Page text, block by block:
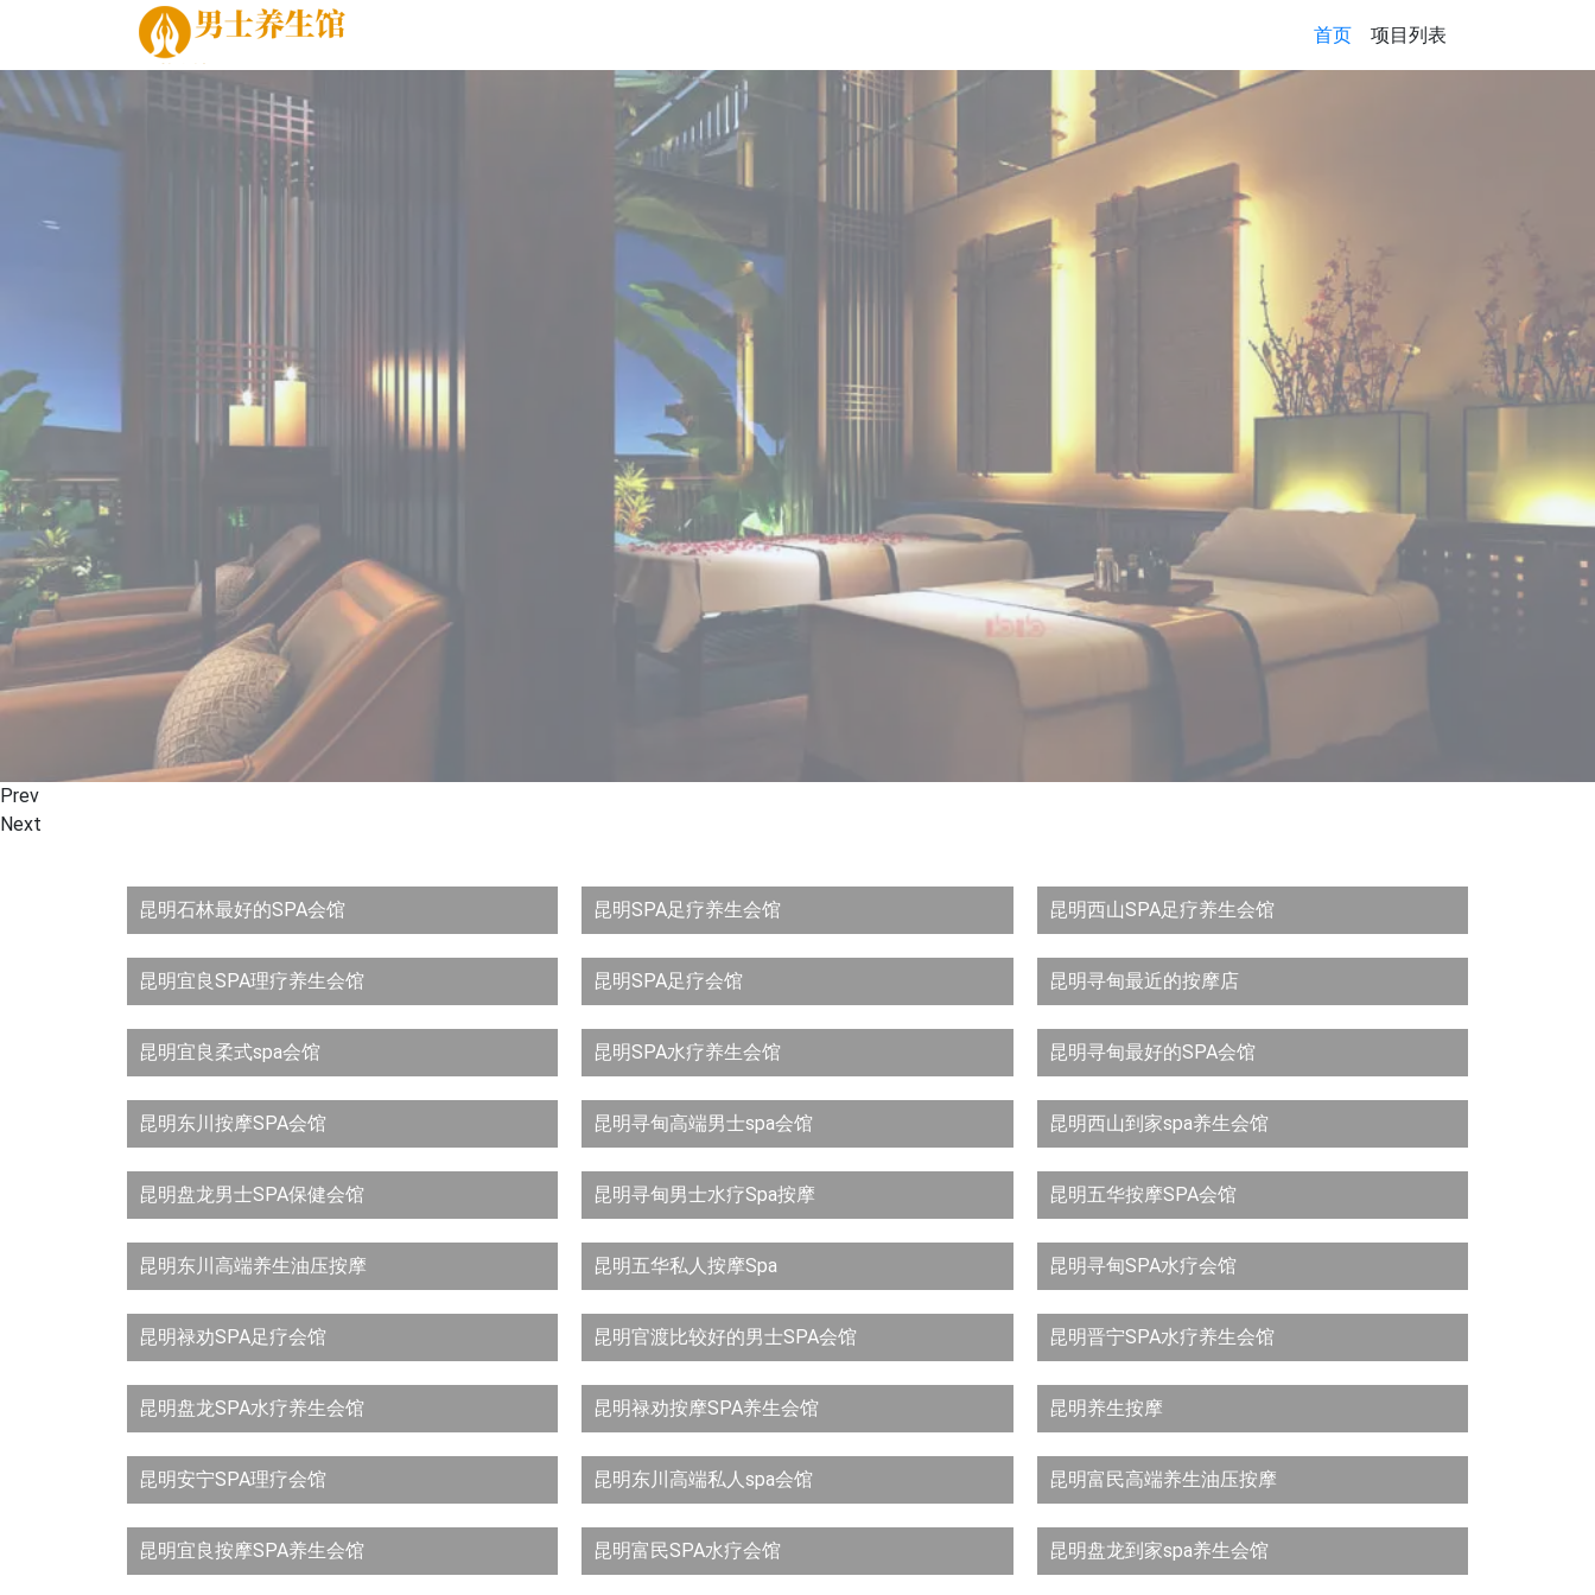
首页 项目列表
Prev
Next
昆明石林最好的SPA会馆 昆明SPA足疗养生会馆 昆明西山SPA足疗养生会馆
昆明宜良SPA理疗养生会馆 昆明SPA足疗会馆 昆明寻甸最近的按摩店
昆明宜良柔式spa会馆 昆明SPA水疗养生会馆 昆明寻甸最好的SPA会馆
昆明东川按摩SPA会馆 昆明寻甸高端男士spa会馆 昆明西山到家spa养生会馆
昆明盘龙男士SPA保健会馆 昆明寻甸男士水疗Spa按摩 昆明五华按摩SPA会馆
昆明东川高端养生油压按摩 昆明五华私人按摩Spa 昆明寻甸SPA水疗会馆
昆明禄劝SPA足疗会馆 昆明官渡比较好的男士SPA会馆 昆明晋宁SPA水疗养生会馆
昆明盘龙SPA水疗养生会馆 昆明禄劝按摩SPA养生会馆 昆明养生按摩
昆明安宁SPA理疗会馆 昆明东川高端私人spa会馆 昆明富民高端养生油压按摩
昆明宜良按摩SPA养生会馆 昆明富民SPA水疗会馆 昆明盘龙到家spa养生会馆